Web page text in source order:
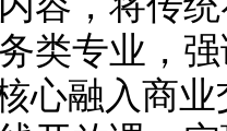
类专业，
心融入商